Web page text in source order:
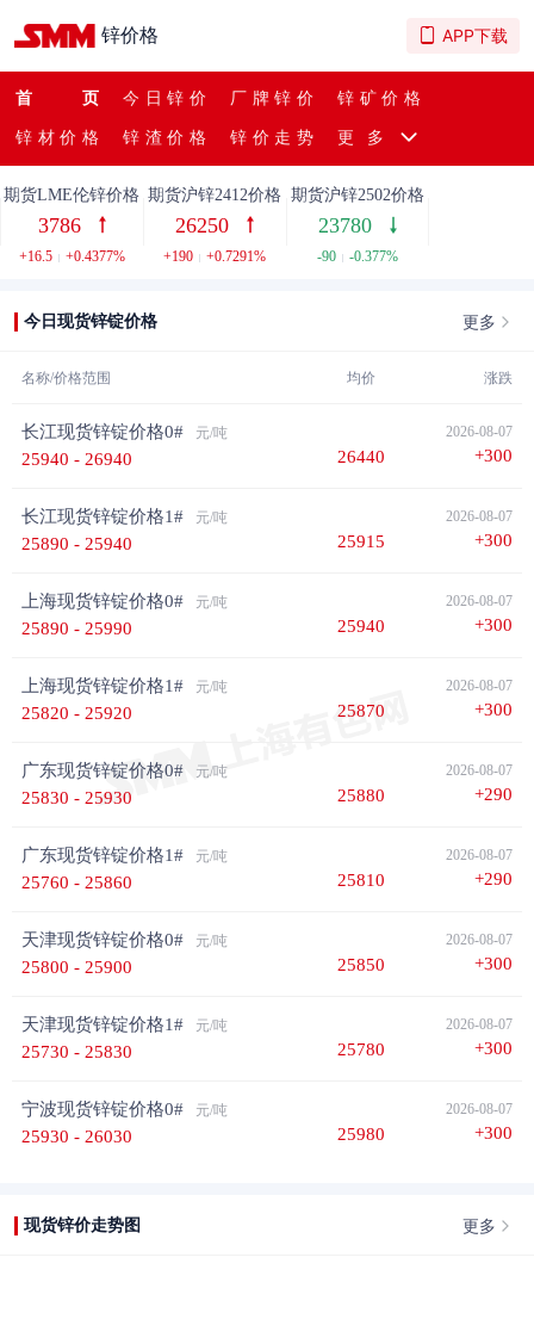
锌价格 APP下载
首页 今日锌价 厂牌锌价 锌矿价格
锌材价格 锌渣价格 锌价走势 更多
-535 -2.2112%
25950
+345 +1.3474%
期货LME伦锌价格
3786
+16.5 +0.4377%
期货沪锌2503价格
-535 -2.2112%
期货沪锌主连价格
25950
期货LME伦锌价格
+16.5 +0.4377%
23660
-535 -2.2112%
24880
-105 -0.4203%
期货沪锌2412价格
26250
+190 +0.7291%
期货沪锌2504价格
期货沪锌2411价格
+190 +0.7291%
22800
24250
-205 -0.8383%
期货沪锌2502价格
23780
-90 -0.377%
-0.8383%
23780
今日现货锌锭价格 更多
名称/价格范围 均价 涨跌
长江现货锌锭价格0# 元/吨
25940 - 26940 26440
2026-08-07
+300
长江现货锌锭价格1# 元/吨
25890 - 25940 25915
2026-08-07
+300
上海现货锌锭价格0# 元/吨
25890 - 25990 25940
2026-08-07
+300
上海现货锌锭价格1# 元/吨
25820 - 25920 25870
2026-08-07
+300
广东现货锌锭价格0# 元/吨
25830 - 25930 25880
2026-08-07
+290
广东现货锌锭价格1# 元/吨
25760 - 25860 25810
2026-08-07
+290
天津现货锌锭价格0# 元/吨
25800 - 25900 25850
2026-08-07
+300
天津现货锌锭价格1# 元/吨
25730 - 25830 25780
2026-08-07
+300
宁波现货锌锭价格0# 元/吨
25930 - 26030 25980
2026-08-07
+300
现货锌价走势图 更多